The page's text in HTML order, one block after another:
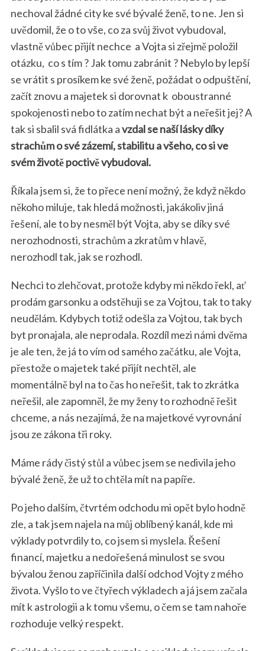
nechoval žádné city ke své bývalé ženě, to ne. Jen si
uvědomil, že o to vše, co za svůj život vybudoval,
vlastně vůbec přijít nechce a Vojta si zřejmě položil
otázku, co s tím ? Jak tomu zabránit ? Nebylo by lepší
se vrátit s prosíkem ke své ženě, požádat o odpuštění,
začít znovu a majetek si dorovnat k oboustranné
spokojenosti nebo to zatím nechat být a neřešit jej? A
tak si sbalil svá fidlátka avzdal se naší lásky díky
strachům o své zázemí, stabilitu a všeho, co si ve
svém životě poctivě vybudoval.
Říkala jsem si, že to přece není možný, že když někdo
někoho miluje, tak hledá možnosti, jakákoliv jiná
řešení, ale to by nesměl být Vojta, aby se díky své
nerozhodnosti, strachům a zkratům v hlavě,
nerozhodl tak, jak se rozhodl.
Nechci to zlehčovat, protože kdyby mi někdo řekl, ať
prodám garsonku a odstěhuji se za Vojtou, tak to taky
neudělám. Kdybych totiž odešla za Vojtou, tak bych
byt pronajala, ale neprodala. Rozdíl mezi námi dvěma
je ale ten, že já to vím od samého začátku, ale Vojta,
přestože o majetek také přijít nechtěl, ale
momentálně byl na to čas ho neřešit, tak to zkrátka
neřešil, ale zapomněl, že my ženy to rozhodně řešit
chceme, a nás nezajímá, že na majetkové vyrovnání
jsou ze zákona tři roky.
Máme rády čistý stůl a vůbec jsem se nedivila jeho
bývalé ženě, že už to chtěla mít na papíře.
Po jeho dalším, čtvrtém odchodu mi opět bylo hodně
zle, a tak jsem najela na můj oblíbený kanál, kde mi
výklady potvrdily to, co jsem si myslela. Řešení
financí, majetku a nedořešená minulost se svou
bývalou ženou zapříčinila další odchod Vojty z mého
života. Vyšlo to ve čtyřech výkladech a já jsem začala
mít k astrologii a k tomu všemu, o čem se tam nahoře
rozhoduje velký respekt.